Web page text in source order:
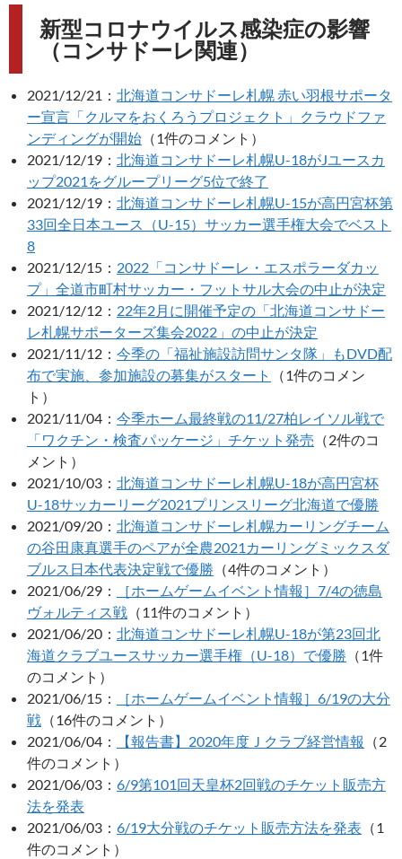
新型コロナウイルス感染症の影響
（コンサドーレ関連）
2021/12/21： 北海道コンサドーレ札幌 赤い羽根サポータ
ー宣言「クルマをおくろうプロジェクト」クラウドファ
ンディングが開始 （1件のコメント）
2021/12/19： 北海道コンサドーレ札幌U-18がJユースカ
ップ2021をグループリーグ5位で終了
2021/12/19： 北海道コンサドーレ札幌U-15が高円宮杯第
33回全日本ユース（U-15）サッカー選手権大会でベスト
8
2021/12/15： 2022「コンサドーレ・エスポラーダカッ
プ」全道市町村サッカー・フットサル大会の中止が決定
2021/12/12： 22年2月に開催予定の「北海道コンサドー
レ札幌サポーターズ集会2022」の中止が決定
2021/11/12： 今季の「福祉施設訪問サンタ隊」もDVD配
布で実施、参加施設の募集がスタート
（1件のコメン
ト）
2021/11/04： 今季ホーム最終戦の11/27柏レイソル戦で
「ワクチン・検査パッケージ」チケット発売 （2件のコ
メント）
2021/10/03： 北海道コンサドーレ札幌U-18が高円宮杯
U-18サッカーリーグ2021プリンスリーグ北海道で優勝
2021/09/20： 北海道コンサドーレ札幌カーリングチーム
の谷田康真選手のペアが全農2021カーリングミックスダ
ブルス日本代表決定戦で優勝 （4件のコメント）
2021/06/29：
［ホームゲームイベント情報］7/4の徳島
ヴォルティス戦 （11件のコメント）
2021/06/20： 北海道コンサドーレ札幌U-18が第23回北
海道クラブユースサッカー選手権（U-18）で優勝 （1件
のコメント）
2021/06/15：
［ホームゲームイベント情報］6/19の大分
戦 （16件のコメント）
2021/06/04：
【報告書】2020年度Ｊクラブ経営情報
（2
件のコメント）
2021/06/03： 6/9第101回天皇杯2回戦のチケット販売方
法を発表
2021/06/03： 6/19大分戦のチケット販売方法を発表 （1
件のコメント）